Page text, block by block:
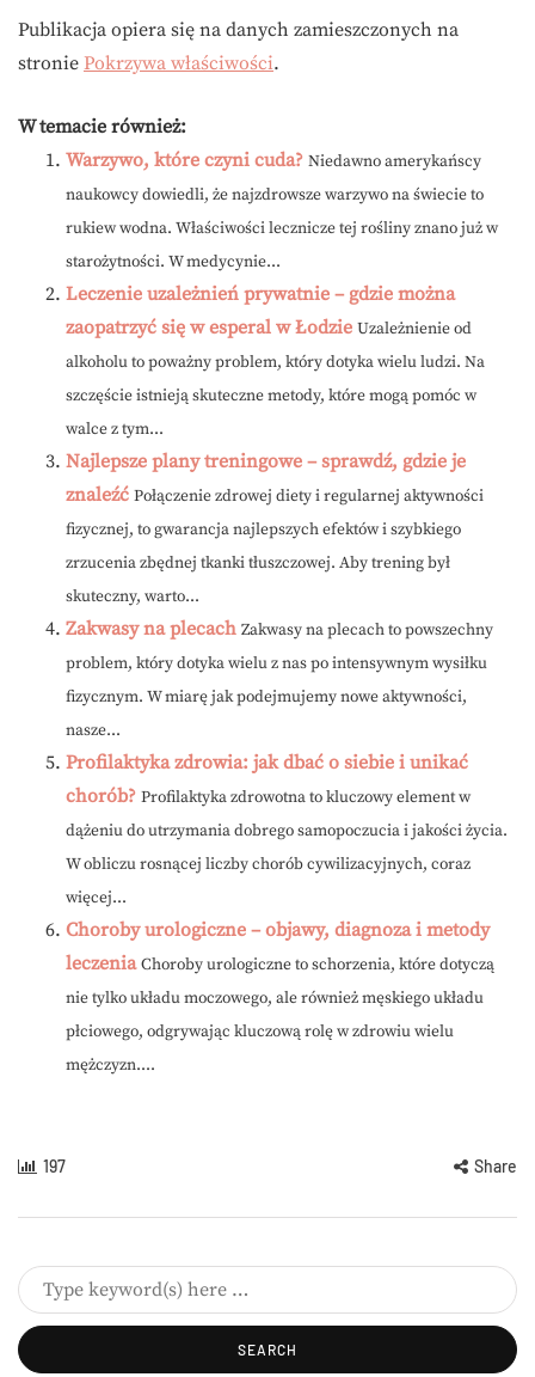
Publikacja opiera się na danych zamieszczonych na
stronie Pokrzywa właściwości.
W temacie również:
Warzywo, które czyni cuda? Niedawno amerykańscy
naukowcy dowiedli, że najzdrowsze warzywo na świecie to
rukiew wodna. Właściwości lecznicze tej rośliny znano już w
starożytności. W medycynie...
Leczenie uzależnień prywatnie – gdzie można
zaopatrzyć się w esperal w Łodzie Uzależnienie od
alkoholu to poważny problem, który dotyka wielu ludzi. Na
szczęście istnieją skuteczne metody, które mogą pomóc w
walce z tym...
Najlepsze plany treningowe – sprawdź, gdzie je
znaleźć Połączenie zdrowej diety i regularnej aktywności
fizycznej, to gwarancja najlepszych efektów i szybkiego
zrzucenia zbędnej tkanki tłuszczowej. Aby trening był
skuteczny, warto...
Zakwasy na plecach Zakwasy na plecach to powszechny
problem, który dotyka wielu z nas po intensywnym wysiłku
fizycznym. W miarę jak podejmujemy nowe aktywności,
nasze...
Profilaktyka zdrowia: jak dbać o siebie i unikać
chorób? Profilaktyka zdrowotna to kluczowy element w
dążeniu do utrzymania dobrego samopoczucia i jakości życia.
W obliczu rosnącej liczby chorób cywilizacyjnych, coraz
więcej...
Choroby urologiczne – objawy, diagnoza i metody
leczenia Choroby urologiczne to schorzenia, które dotyczą
nie tylko układu moczowego, ale również męskiego układu
płciowego, odgrywając kluczową rolę w zdrowiu wielu
mężczyzn....
197 Share